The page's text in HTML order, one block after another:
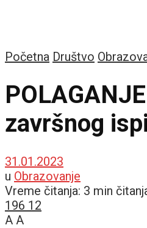
Početna Društvo
završnog
31.01.2023
u Obrazovanje
Vreme čitanja: 3 min
196 12
A A